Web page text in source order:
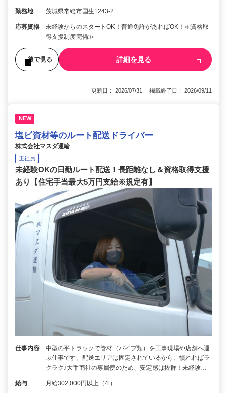
勤務地 茨城県常総市国生1243-2
応募資格
未経験からのスタートOK！普通免許があればOK！≪資格取
得支援制度完備≫
後で見る 詳細を見る
更新日： 2026/07/31 掲載終了日： 2026/09/11
NEW
塩ビ資材等のルート配送ドライバー
株式会社マスダ運輸
正社員
未経験OKの日勤ルート配送！長距離なし＆資格取得支援
あり【住宅手当最大5万円支給※規定有】
仕事内容
中型の平トラックで管材（パイプ類）を工事現場や店舗へ運
ぶ仕事です。配送エリアは固定されているから、慣れればラ
クラク♪大手商社の専属便のため、安定感は抜群！未経験…
給与 月給302,000円以上（4t）